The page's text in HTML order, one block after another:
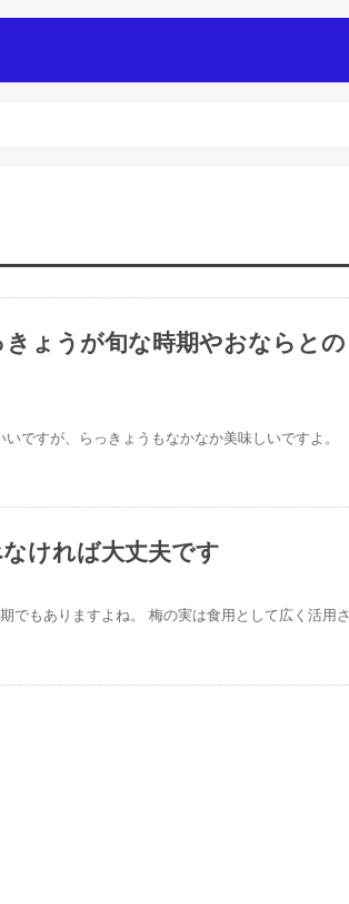
ょうが旬な時期やおならとの
ですが、らっきょうもなかなか美味しいですよ。
ければ大丈夫です
でもありますよね。 梅の実は食用として広く活用さ